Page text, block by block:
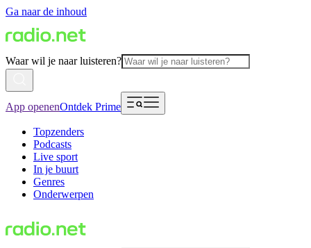
Ga naar de inhoud
Waar wil je naar luisteren?
App openenOntdek Prime
Topzenders
Podcasts
Live sport
In je buurt
Genres
Onderwerpen